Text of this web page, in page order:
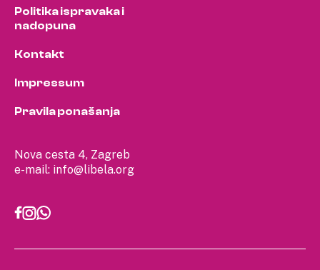
Nova cesta 4, Zagreb
e-mail: info@libela.org
Politika ispravaka i
nadopuna
Kontakt
Impressum
Pravila ponašanja